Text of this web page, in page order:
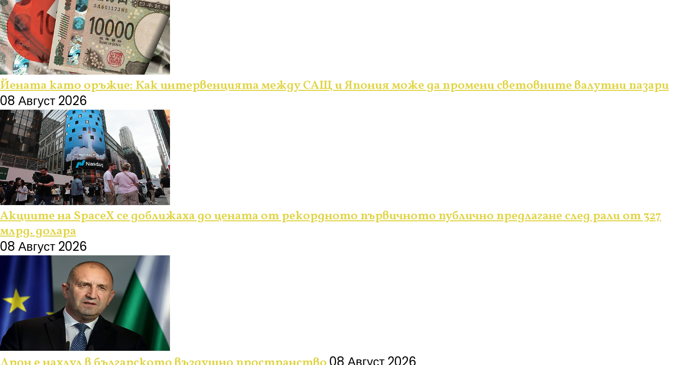
Йената като оръжие: Как интервенцията между САЩ и Япония може да промени световните валутни пазари
08 Август 2026
Акциите на SpaceX се доближаха до цената от рекордното първичното публично предлагане след рали от 327
млрд. долара
08 Август 2026